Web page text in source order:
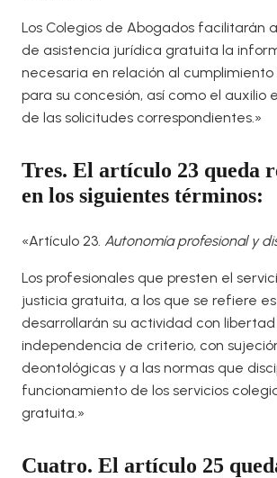
Los Colegios de Abogados facilitarán
de asistencia jurídica gratuita la
necesaria en relación al cumplimiento
para su concesión, así como el auxilio
de las solicitudes correspondientes.»
Tres. El artículo 23 queda
en los siguientes términos:
«Artículo 23. Autonomía profesional y
Los profesionales que presten el
justicia gratuita, a los que se refiere
desarrollarán su actividad con
independencia de criterio, con
deontológicas y a las normas que
funcionamiento de los servicios
gratuita.»
Cuatro. El artículo 25